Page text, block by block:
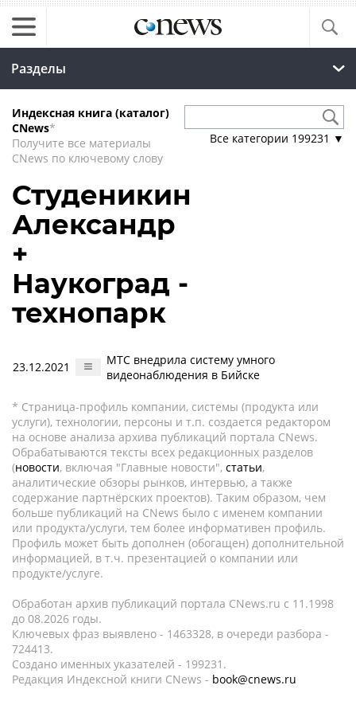
Разделы
Индексная книга (каталог)
CNews*
Получите все материалы
CNews по ключевому слову
Все категории 199231 ▼
Студеникин
Александр
+
Наукоград -
технопарк
23.12.2021
МТС внедрила систему умного
видеонаблюдения в Бийске
* Страница-профиль компании, системы (продукта или
услуги), технологии, персоны и т.п. создается редактором
на основе анализа архива публикаций портала CNews.
Обрабатываются тексты всех редакционных разделов
(новости, включая "Главные новости", статьи,
аналитические обзоры рынков, интервью, а также
содержание партнёрских проектов). Таким образом, чем
больше публикаций на CNews было с именем компании
или продукта/услуги, тем более информативен профиль.
Профиль может быть дополнен (обогащен) дополнительной
информацией, в т.ч. презентацией о компании или
продукте/услуге.
Обработан архив публикаций портала CNews.ru c 11.1998
до 08.2026 годы.
Ключевых фраз выявлено - 1463328, в очереди разбора -
724413.
Создано именных указателей - 199231.
Редакция Индексной книги CNews - book@cnews.ru